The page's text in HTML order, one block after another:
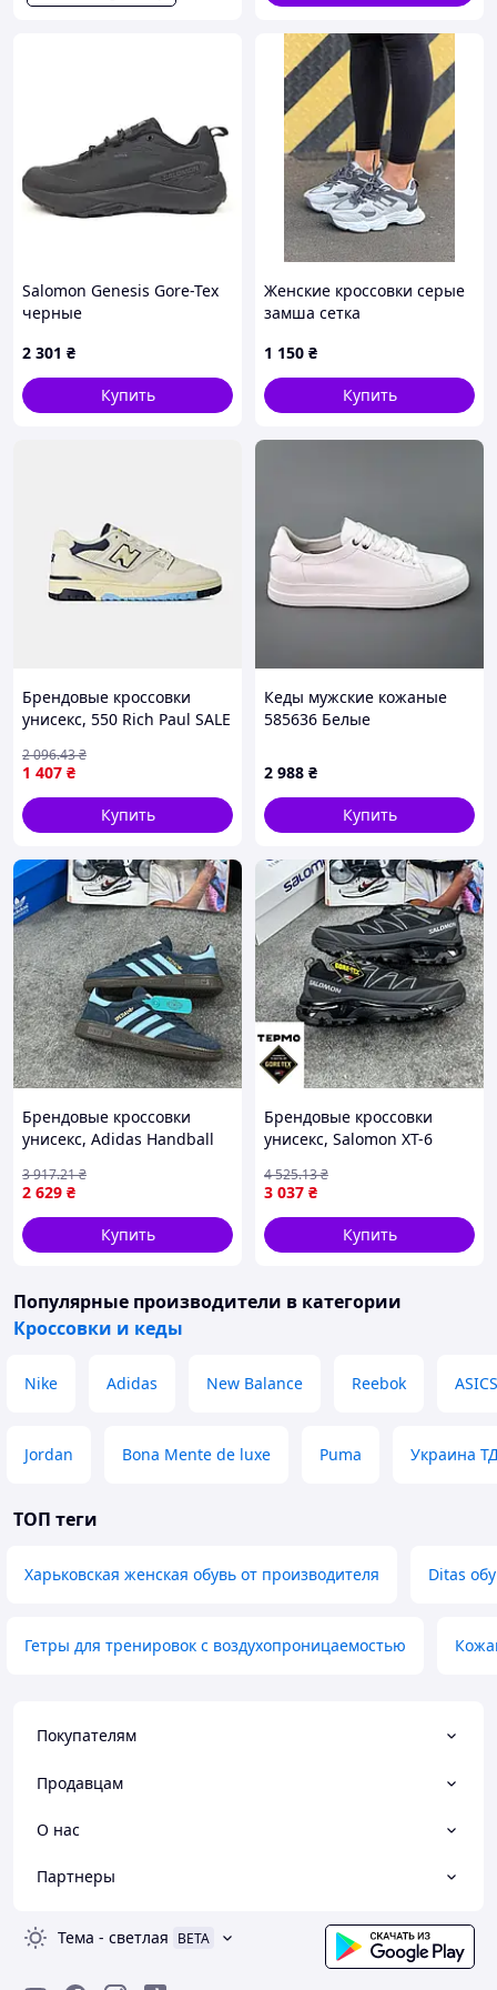
Salomon Genesis Gore-Tex
черные
2 301 ₴
Купить
Женские кроссовки серые
замша сетка
1 150 ₴
Купить
Брендовые кроссовки
унисекс, 550 Rich Paul SALE
1 407 ₴
2 096.43₴
Купить
Кеды мужские кожаные
585636 Белые
2 988 ₴
Купить
Брендовые кроссовки
унисекс, Adidas Handball
2 629 ₴
3 917.21₴
Купить
Брендовые кроссовки
унисекс, Salomon XT-6
Tex 43
3 037 ₴
4 525.13₴
Купить
Популярные производители в категории
Кроссовки и кеды
Nike Adidas New Balance Reebok ASICS
Jordan Bona Mente de luxe Puma Украина
ТОП теги
Харьковская женская обувь от производителя Ditas
Гетры для тренировок с воздухопроницаемостью
Покупателям
Продавцам
О нас
Партнеры
Тема - светлая BETA